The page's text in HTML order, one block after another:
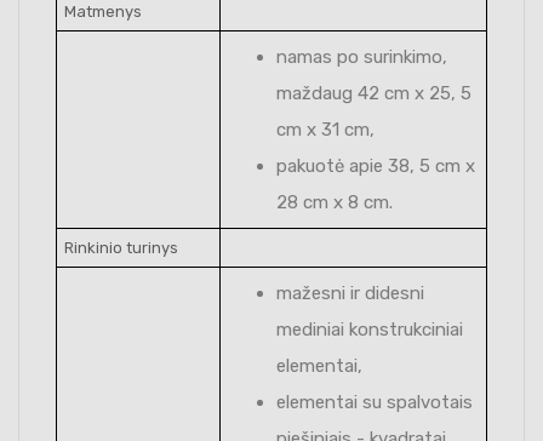
Matmenys
namas po surinkimo,
maždaug 42 cm x 25, 5
cm x 31 cm,
pakuotė apie 38, 5 cm x
28 cm x 8 cm.
Rinkinio turinys
mažesni ir didesni
mediniai konstrukciniai
elementai,
elementai su spalvotais